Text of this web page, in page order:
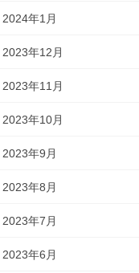
2024年1月
2023年12月
2023年11月
2023年10月
2023年9月
2023年8月
2023年7月
2023年6月